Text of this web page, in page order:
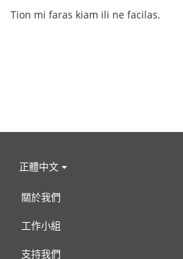
Tion mi faras kiam ili ne facilas.
正體中文
關於我們
工作小組
支持我們